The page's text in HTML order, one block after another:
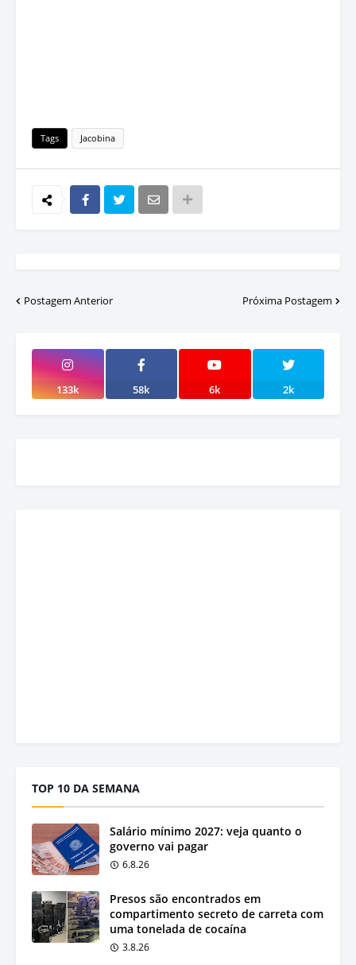
Tags Jacobina
Postagem Anterior Próxima Postagem
133k 58k 6k 2k
TOP 10 DA SEMANA
Salário mínimo 2027: veja quanto o
governo vai pagar
6.8.26
Presos são encontrados em
compartimento secreto de carreta com
uma tonelada de cocaína
3.8.26